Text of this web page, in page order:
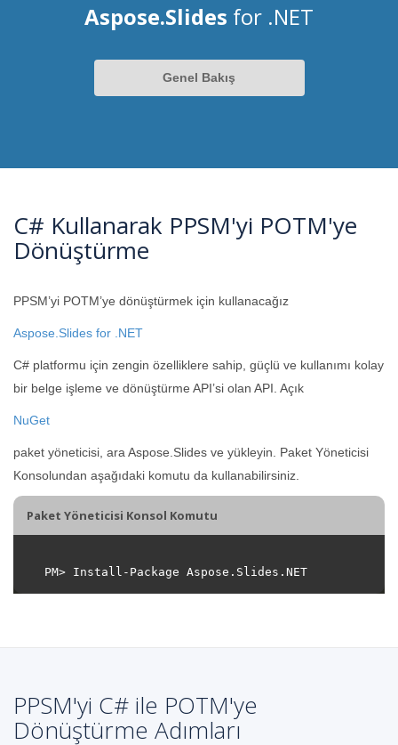
Aspose.Slides for .NET
Genel Bakış
C# Kullanarak PPSM'yi POTM'ye
Dönüştürme
PPSM’yi POTM’ye dönüştürmek için kullanacağız
Aspose.Slides for .NET
C# platformu için zengin özelliklere sahip, güçlü ve kullanımı kolay
bir belge işleme ve dönüştürme API’si olan API. Açık
NuGet
paket yöneticisi, ara Aspose.Slides ve yükleyin. Paket Yöneticisi
Konsolundan aşağıdaki komutu da kullanabilirsiniz.
Paket Yöneticisi Konsol Komutu
PPSM'yi C# ile POTM'ye
Dönüştürme Adımları